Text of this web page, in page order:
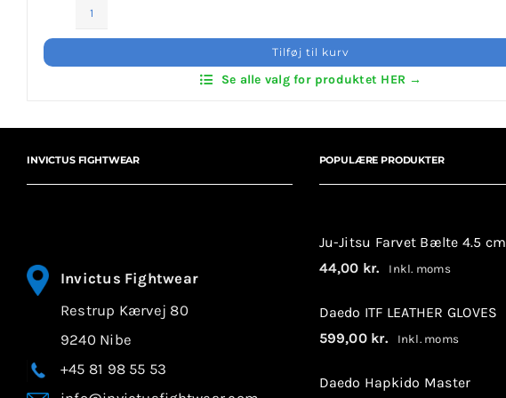
Invictus Brands
Klubaftalesider – Find din klub
FAQ’s
Information
Nyheder
Black
antal
Tilføj til kurv
Se alle valg for produktet HER →
INVICTUS FIGHTWEAR
Invictus Fightwear
Restrup Kærvej 80
9240 Nibe
+45 81 98 55 53
POPULÆRE PRODUKTER
Ju-Jitsu Farvet Bælte 4.5 cm
44,00 kr. Inkl. moms
Daedo ITF LEATHER GLOVES
599,00 kr. Inkl. moms
Daedo Hapkido Master